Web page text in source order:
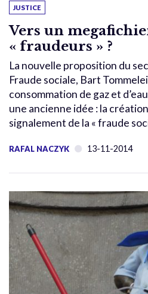
JUSTICE
Vers un
« fraudeurs » ?
La nouvelle proposition du
Fraude sociale, Bart
consommation de gaz et
une ancienne idée : la
signalement de la « fraude
RAFAL NACZYK 13-11-2014